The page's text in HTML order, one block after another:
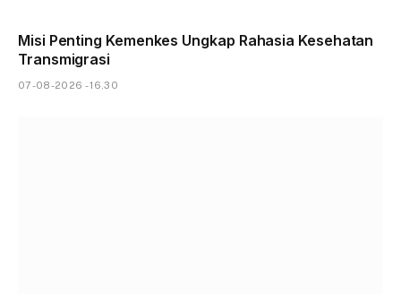
Misi Penting Kemenkes Ungkap Rahasia Kesehatan
Transmigrasi
07-08-2026 - 16.30